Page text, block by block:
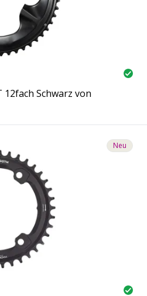
12fach Schwarz von
Neu